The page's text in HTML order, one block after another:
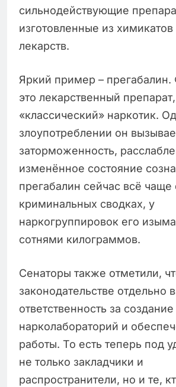
сильнодействующие
изготовленные из
лекарств.
Яркий пример –
это лекарственный
«классический» наркотик.
злоупотреблении он
заторможенность,
изменённое состояние
прегабалин сейчас всё чаще
криминальных сводках, у
наркогруппировок его
сотнями килограммов.
Сенаторы также отметили,
законодательстве отдельно
ответственность за
нарколабораторий и
работы. То есть теперь под
не только закладчики и
распространители, но и те,